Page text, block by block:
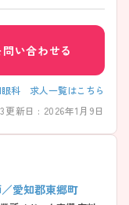
い合わせる
眼科 求人一覧はこちら
更新日 : 2026年1月9日
愛知郡東郷町